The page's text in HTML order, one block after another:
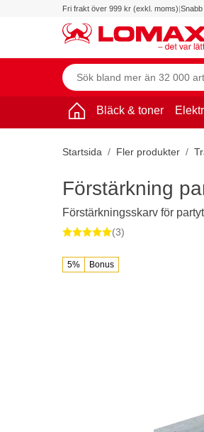
Fri frakt över 999 kr (exkl. moms)|
Bläck & toner
Startsida Fler produkter
5% Bonus
Förstärkning
Förstärkningsskarv för
(3)